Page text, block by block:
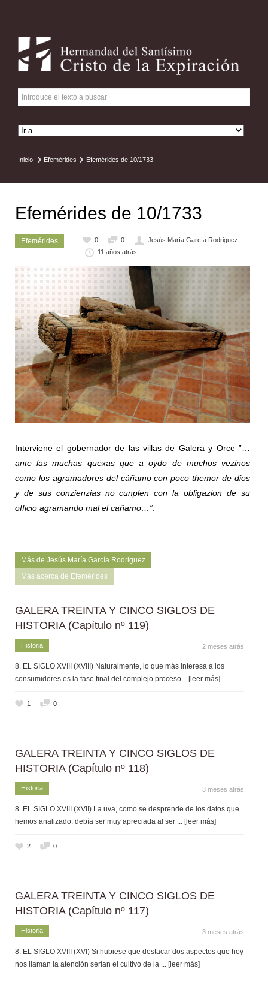
Inicio Efemérides Efemérides de 10/1733
Efemérides de 10/1733
Efemérides 0 0
Jesús María García Rodriguez
11 años atrás
Interviene el gobernador de las villas de Galera y Orce ”…
ante las muchas quexas que a oydo de muchos vezinos
como los agramadores del cáñamo con poco themor de dios
y de sus conzienzias no cunplen con la obligazion de su
officio agramando mal el cañamo…”
Más de Jesús María García Rodriguez
Más acerca de Efemérides
GALERA TREINTA Y CINCO SIGLOS DE
HISTORIA (Capítulo nº 119)
Historia 2 meses atrás
8. EL SIGLO XVIII (XVIII) Naturalmente, lo que más interesa a los
consumidores es la fase final del complejo proceso ... [leer más]
1 0
GALERA TREINTA Y CINCO SIGLOS DE
HISTORIA (Capítulo nº 118)
Historia 3 meses atrás
8. EL SIGLO XVIII (XVII) La uva, como se desprende de los datos que
hemos analizado, debía ser muy apreciada al ser
... [leer más]
2 0
GALERA TREINTA Y CINCO SIGLOS DE
HISTORIA (Capítulo nº 117)
Historia 3 meses atrás
8. EL SIGLO XVIII (XVI) Si hubiese que destacar dos aspectos que hoy
nos llaman la atención serían el cultivo de la ... [leer más]